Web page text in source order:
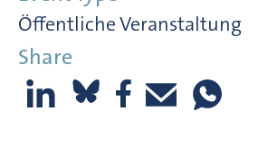
Öffentliche Veranstaltung
Share